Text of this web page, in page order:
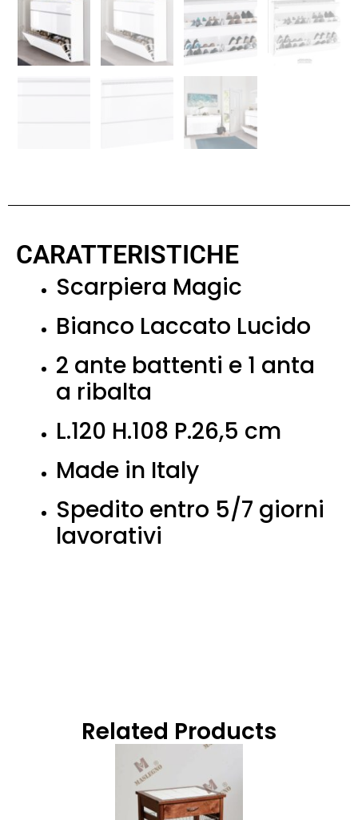
CARATTERISTICHE
Scarpiera Magic
Bianco Laccato Lucido
2 ante battenti e 1 anta
a ribalta
L.120 H.108 P.26,5 cm
Made in Italy
Spedito entro 5/7 giorni
lavorativi
Related Products